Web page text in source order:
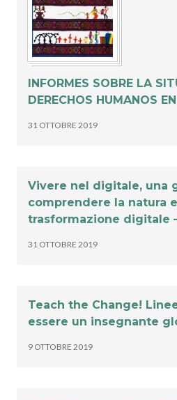
INFORMES SOBRE LA
DERECHOS HUMANOS
31 OTTOBRE 2019
Vivere nel digitale, una
comprendere la natura
trasformazione digitale
31 OTTOBRE 2019
Teach the Change!
essere un insegnante
9 OTTOBRE 2019